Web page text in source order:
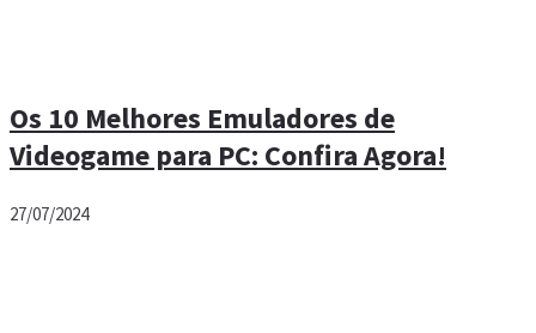
Os 10 Melhores Emuladores de
Videogame para PC: Confira Agora!
27/07/2024